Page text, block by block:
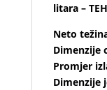
litara –
Neto
Dimenzije
Promjer
Dimenzije